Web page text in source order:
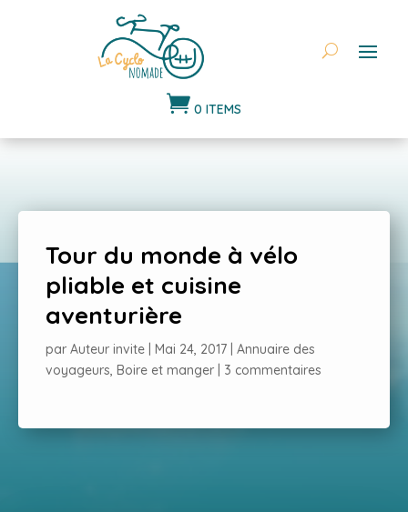
 0 ITEMS
Tour du monde à vélo
pliable et cuisine
aventurière
par Auteur invite Mai 24, 2017
Annuaire des
voyageurs, Boire et manger 3 commentaires